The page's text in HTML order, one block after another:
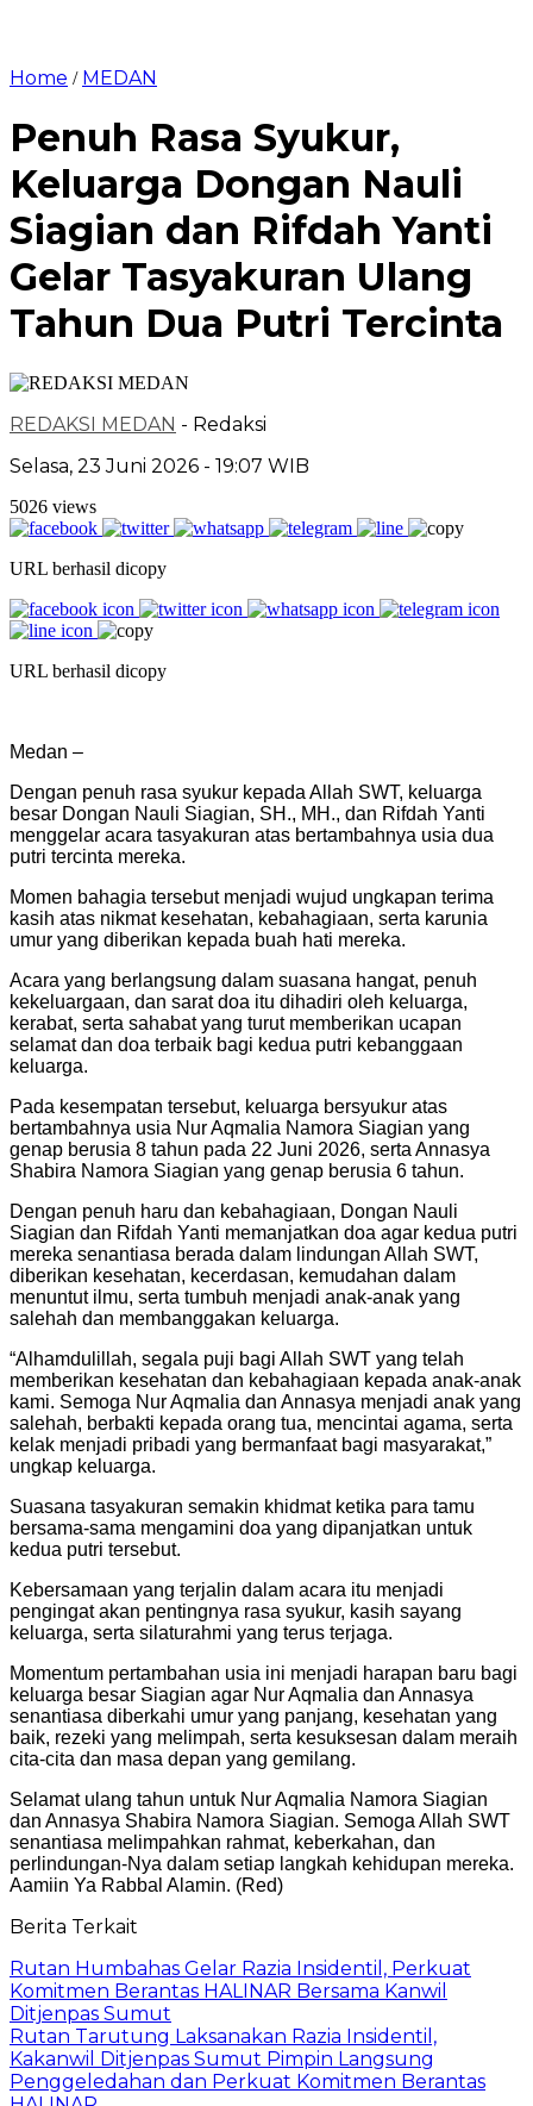
Home / MEDAN
Penuh Rasa Syukur,
Keluarga Dongan Nauli
Siagian dan Rifdah Yanti
Gelar Tasyakuran Ulang
Tahun Dua Putri Tercinta
REDAKSI MEDAN - Redaksi
Selasa, 23 Juni 2026 - 19:07 WIB
5026 views
URL berhasil dicopy
URL berhasil dicopy
Medan –
Dengan penuh rasa syukur kepada Allah SWT, keluarga
besar Dongan Nauli Siagian, SH., MH., dan Rifdah Yanti
menggelar acara tasyakuran atas bertambahnya usia dua
putri tercinta mereka.
Momen bahagia tersebut menjadi wujud ungkapan terima
kasih atas nikmat kesehatan, kebahagiaan, serta karunia
umur yang diberikan kepada buah hati mereka.
Acara yang berlangsung dalam suasana hangat, penuh
kekeluargaan, dan sarat doa itu dihadiri oleh keluarga,
kerabat, serta sahabat yang turut memberikan ucapan
selamat dan doa terbaik bagi kedua putri kebanggaan
keluarga.
Pada kesempatan tersebut, keluarga bersyukur atas
bertambahnya usia Nur Aqmalia Namora Siagian yang
genap berusia 8 tahun pada 22 Juni 2026, serta Annasya
Shabira Namora Siagian yang genap berusia 6 tahun.
Dengan penuh haru dan kebahagiaan, Dongan Nauli
Siagian dan Rifdah Yanti memanjatkan doa agar kedua putri
mereka senantiasa berada dalam lindungan Allah SWT,
diberikan kesehatan, kecerdasan, kemudahan dalam
menuntut ilmu, serta tumbuh menjadi anak-anak yang
salehah dan membanggakan keluarga.
“Alhamdulillah, segala puji bagi Allah SWT yang telah
memberikan kesehatan dan kebahagiaan kepada anak-anak
kami. Semoga Nur Aqmalia dan Annasya menjadi anak yang
salehah, berbakti kepada orang tua, mencintai agama, serta
kelak menjadi pribadi yang bermanfaat bagi masyarakat,”
ungkap keluarga.
Suasana tasyakuran semakin khidmat ketika para tamu
bersama-sama mengamini doa yang dipanjatkan untuk
kedua putri tersebut.
Kebersamaan yang terjalin dalam acara itu menjadi
pengingat akan pentingnya rasa syukur, kasih sayang
keluarga, serta silaturahmi yang terus terjaga.
Momentum pertambahan usia ini menjadi harapan baru bagi
keluarga besar Siagian agar Nur Aqmalia dan Annasya
senantiasa diberkahi umur yang panjang, kesehatan yang
baik, rezeki yang melimpah, serta kesuksesan dalam meraih
cita-cita dan masa depan yang gemilang.
Selamat ulang tahun untuk Nur Aqmalia Namora Siagian
dan Annasya Shabira Namora Siagian. Semoga Allah SWT
senantiasa melimpahkan rahmat, keberkahan, dan
perlindungan-Nya dalam setiap langkah kehidupan mereka.
Aamiin Ya Rabbal Alamin. (Red)
Berita Terkait
Rutan Humbahas Gelar Razia Insidentil, Perkuat
Komitmen Berantas HALINAR Bersama Kanwil
Ditjenpas Sumut
Rutan Tarutung Laksanakan Razia Insidentil,
Kakanwil Ditjenpas Sumut Pimpin Langsung
Penggeledahan dan Perkuat Komitmen Berantas